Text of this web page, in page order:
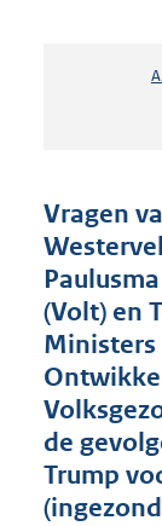
Vragen
(Volt) en
Ministers
de
Trump